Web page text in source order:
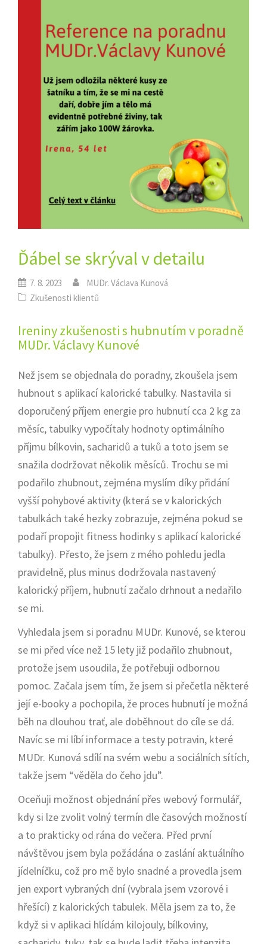
Ďábel se skrýval v detailu
7. 8. 2023
MUDr. Václava Kunová
Zkušenosti klientů
Ireniny zkušenosti s hubnutím v poradně
MUDr. Václavy Kunové
Než jsem se objednala do poradny, zkoušela jsem
hubnout s aplikací kalorické tabulky. Nastavila si
doporučený příjem energie pro hubnutí cca 2 kg za
měsíc, tabulky vypočítaly hodnoty optimálního
příjmu bílkovin, sacharidů a tuků a toto jsem se
snažila dodržovat několik měsíců. Trochu se mi
podařilo zhubnout, zejména myslím díky přidání
vyšší pohybové aktivity (která se v kalorických
tabulkách také hezky zobrazuje, zejména pokud se
podaří propojit fitness hodinky s aplikací kalorické
tabulky). Přesto, že jsem z mého pohledu jedla
pravidelně, plus minus dodržovala nastavený
kalorický příjem, hubnutí začalo drhnout a nedařilo
se mi.
Vyhledala jsem si poradnu MUDr. Kunové, se kterou
se mi před více než 15 lety již podařilo zhubnout,
protože jsem usoudila, že potřebuji odbornou
pomoc. Začala jsem tím, že jsem si přečetla některé
její e-booky a pochopila, že proces hubnutí je možná
běh na dlouhou trať, ale doběhnout do cíle se dá.
Navíc se mi líbí informace a testy potravin, které
MUDr. Kunová sdílí na svém webu a sociálních sítích,
takže jsem “věděla do čeho jdu”.
Oceňuji možnost objednání přes webový formulář,
kdy si lze zvolit volný termín dle časových možností
a to prakticky od rána do večera. Před první
návštěvou jsem byla požádána o zaslání aktuálního
jídelníčku, což pro mě bylo snadné a provedla jsem
jen export vybraných dní (vybrala jsem vzorové i
hřešící) z kalorických tabulek. Měla jsem za to, že
když si v aplikaci hlídám kilojouly, bílkoviny,